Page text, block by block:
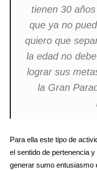
tienen 30
que ya no
quiero que
la edad no
lograr sus
la Gran
Para ella este tipo de
el sentido de pertenencia
generar sumo entusiasmo